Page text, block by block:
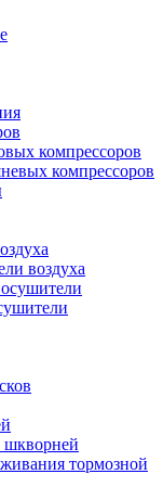
компрессоров
компрессоров
воздуха
шкворней
тормозной